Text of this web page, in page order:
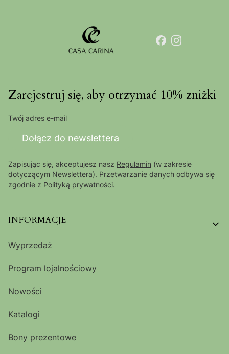
Zarejestruj się, aby otrzymać 10% zniżki
Twój adres e-mail
Dołącz do newslettera
Zapisując się, akceptujesz nasz Regulamin (w zakresie
dotyczącym Newslettera). Przetwarzanie danych odbywa się
zgodnie z Polityką prywatności.
Linki w stopce
INFORMACJE
Wyprzedaż
Program lojalnościowy
Nowości
Katalogi
Bony prezentowe